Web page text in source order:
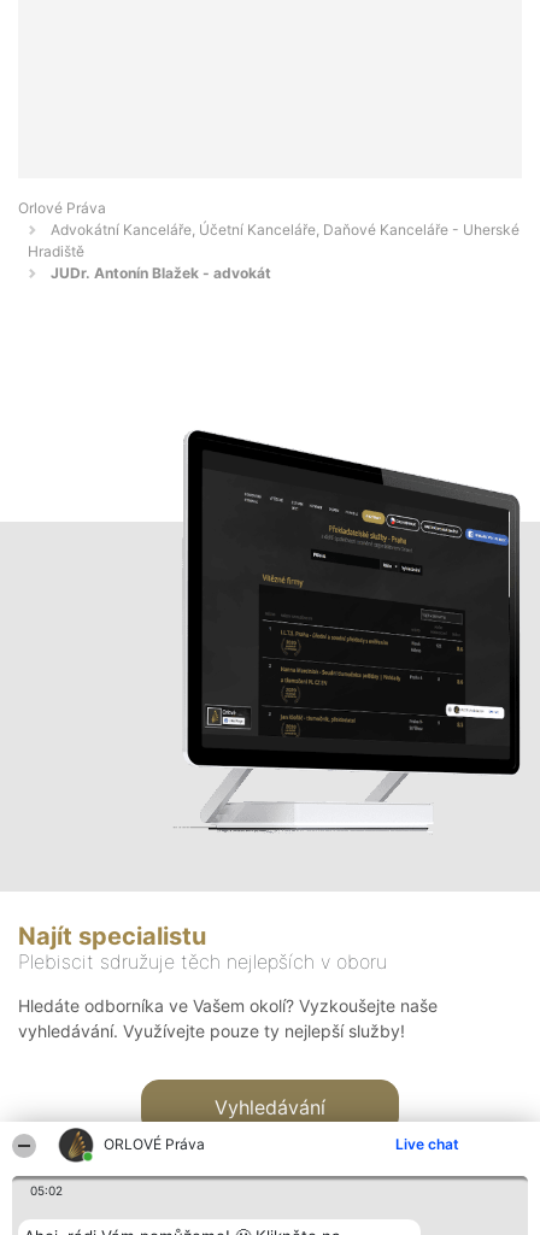
ORLOVÉ Práva Live chat
05:02
Orlové Práva
Advokátní Kanceláře, Účetní Kanceláře, Daňové Kanceláře - Uherské
Hradiště
JUDr. Antonín Blažek - advokát
Najít specialistu
Plebiscit sdružuje těch nejlepších v oboru
Hledáte odborníka ve Vašem okolí? Vyzkoušejte naše
vyhledávání. Využívejte pouze ty nejlepší služby!
Vyhledávání